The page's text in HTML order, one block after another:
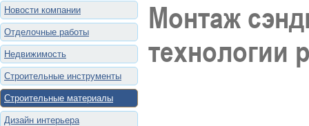
Новости компании
Отделочные работы
Недвижимость
Строительные инструменты
Строительные материалы
Дизайн интерьера
Монтаж
технологии